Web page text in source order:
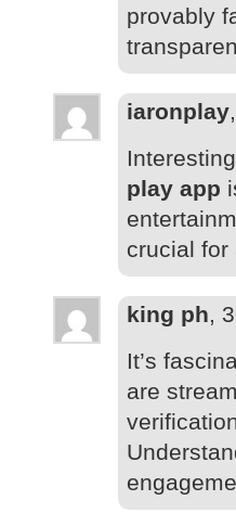
provably
iaronplay
play app
crucial for
king ph,
It’s
are